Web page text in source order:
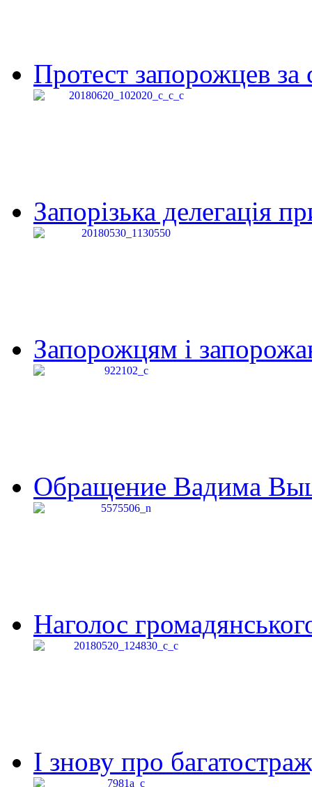
Протест запорожцев за
Запорізька делегація
Запорожцям і
Обращение Вадима
Наголос
І знову про